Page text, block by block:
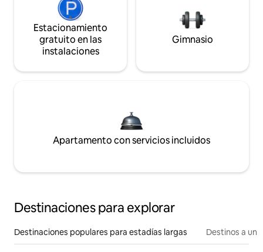
Estacionamiento
gratuito en las
instalaciones
Gimnasio
Apartamento con servicios incluidos
Destinaciones para explorar
Destinaciones populares para estadías largas Destinos a un